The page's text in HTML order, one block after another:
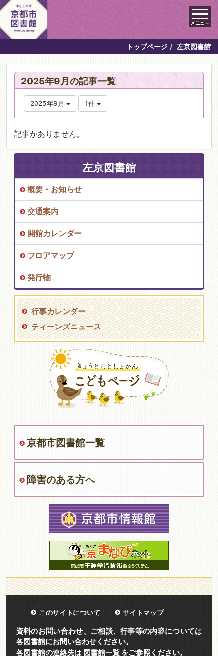
メニュ－
トップページ 左京図書館
2025年9月の記事一覧
2025年9月 1件
記事がありません。
左京図書館
概要・お知らせ
交通案内
開館カレンダー
フロアマップ
発行物
行事カレンダー
ティーンズニュース
京都市図書館一覧
障害のある方へ
このサイトについて サイトマップ
資料のお問い合わせ、ご相談、行事等の内容については
各図書館にお問い合わせください。
各図書館の連絡先は 図書館一覧をご参照ください。